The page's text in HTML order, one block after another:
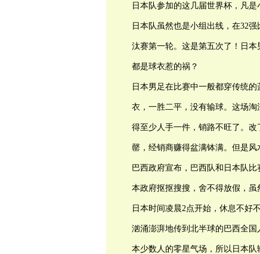
日本队参加的这几届世界杯，凡
日本队虽然也是小组出线，在32
汰赛第一轮。这是第五次了！日
都是球衣惹的祸？
日本男足在比赛中一般都穿传统
衣，一胜二平，没有输球。这场
得至少人手一件，销路不旺了。
罄，经销商赚得盆满钵满。但是风
巴西政府宣布，巴西队和日本队
本政府抠抠搜搜，舍不得放假，
日本时间凌晨2点开始，休息不好
汹涌澎湃地传到北半球的巴西全
本少数人的零星气场，所以日本队